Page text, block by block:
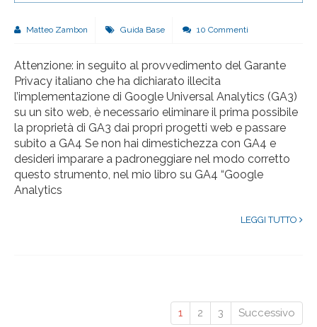
Matteo Zambon Guida Base 10 Commenti
Attenzione: in seguito al provvedimento del Garante
Privacy italiano che ha dichiarato illecita
l’implementazione di Google Universal Analytics (GA3)
su un sito web, è necessario eliminare il prima possibile
la proprietà di GA3 dai propri progetti web e passare
subito a GA4 Se non hai dimestichezza con GA4 e
desideri imparare a padroneggiare nel modo corretto
questo strumento, nel mio libro su GA4 “Google
Analytics
LEGGI TUTTO
1 2 3 Successivo